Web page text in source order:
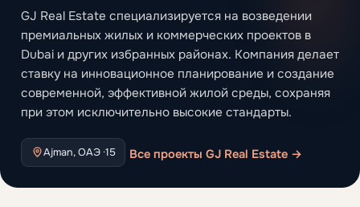
GJ Real Estate специализируется на возведении
премиальных жилых и коммерческих проектов в
Dubai и других избранных районах. Компания делает
ставку на инновационное планирование и создание
современной, эффективной жилой среды, сохраняя
при этом исключительно высокие стандарты.
Ajman, ОАЭ ·15 Все проекты GJ Real Estate →